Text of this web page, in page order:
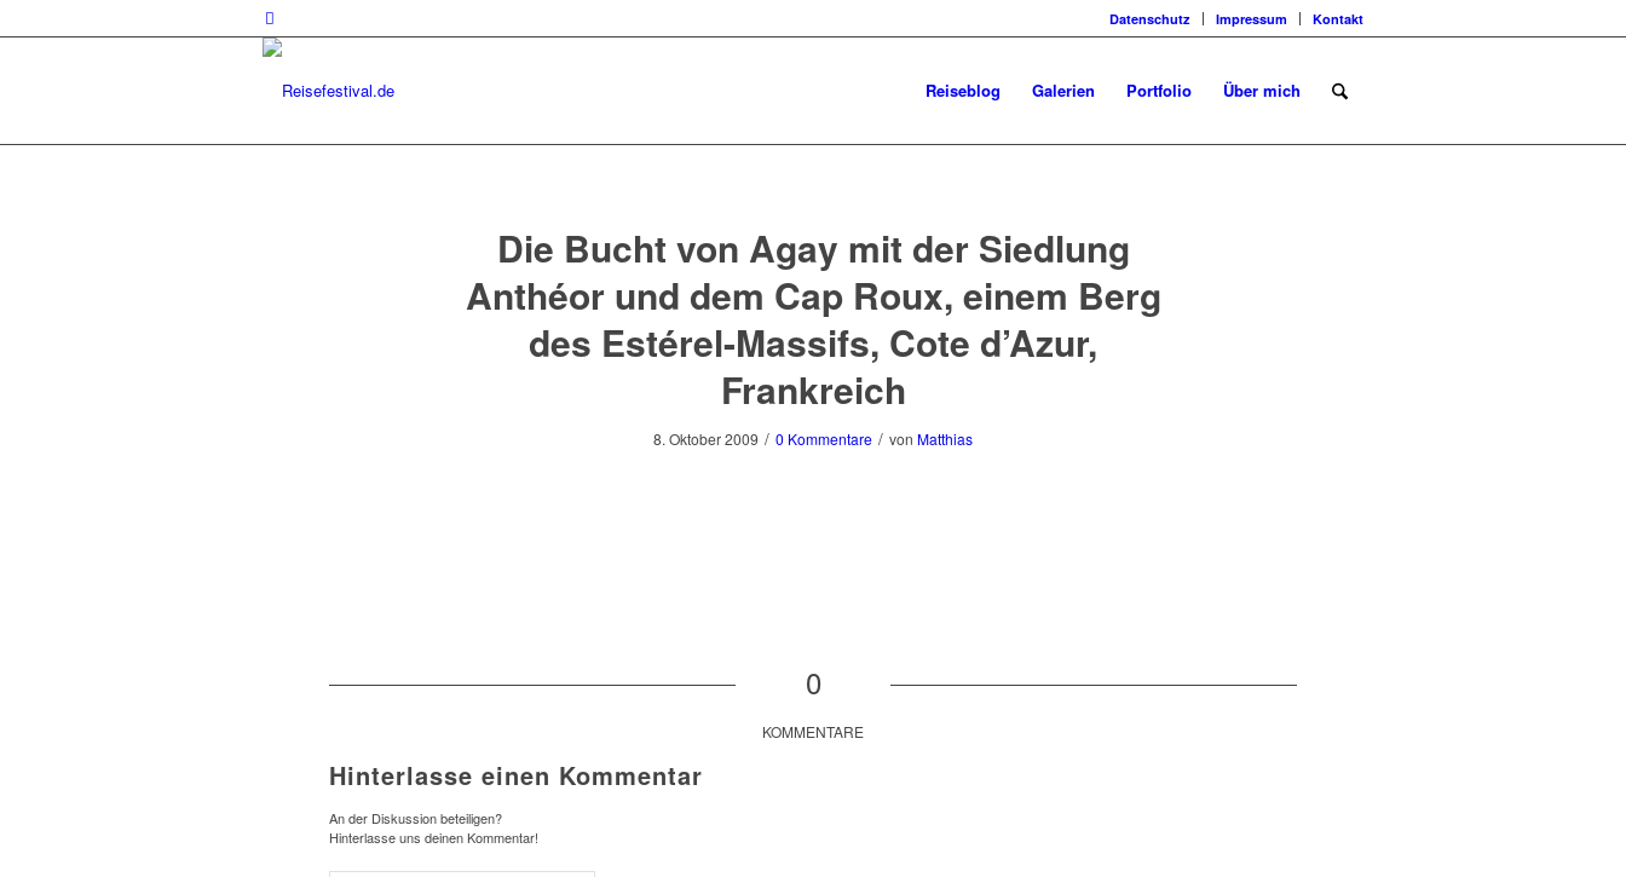
Datenschutz Impressum Kontakt
Reiseblog Galerien Portfolio Über mich
Die Bucht von Agay mit der Siedlung
Anthéor und dem Cap Roux, einem Berg
des Estérel-Massifs, Cote d’Azur,
Frankreich
8. Oktober 2009 / 0 Kommentare / von Matthias
0
KOMMENTARE
Hinterlasse einen Kommentar
An der Diskussion beteiligen?
Hinterlasse uns deinen Kommentar!